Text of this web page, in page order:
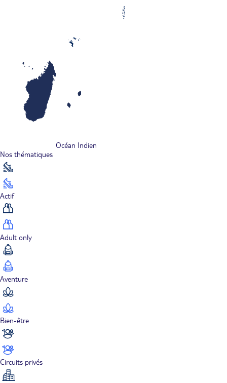
Océan Indien
Nos thématiques
Actif
Adult only
Aventure
Bien-être
Circuits privés